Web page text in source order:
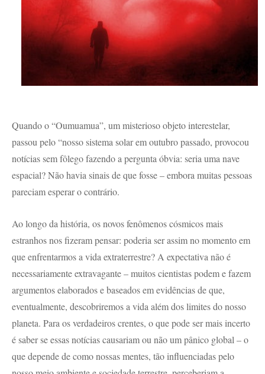
Quando o “Oumuamua”, um misterioso objeto interestelar,
passou pelo “nosso sistema solar em outubro passado, provocou
notícias sem fôlego fazendo a pergunta óbvia: seria uma nave
espacial? Não havia sinais de que fosse – embora muitas pessoas
pareciam esperar o contrário.
Ao longo da história, os novos fenômenos cósmicos mais
estranhos nos fizeram pensar: poderia ser assim no momento em
que enfrentarmos a vida extraterrestre? A expectativa não é
necessariamente extravagante – muitos cientistas podem e fazem
argumentos elaborados e baseados em evidências de que,
eventualmente, descobriremos a vida além dos limites do nosso
planeta. Para os verdadeiros crentes, o que pode ser mais incerto
é saber se essas notícias causariam ou não um pânico global – o
que depende de como nossas mentes, tão influenciadas pelo